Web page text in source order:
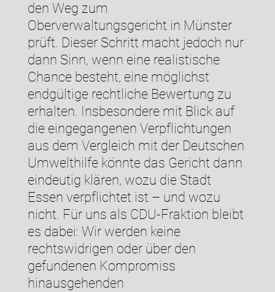
den Weg zum
Oberverwaltungsgericht in Münster
prüft. Dieser Schritt macht jedoch nur
dann Sinn, wenn eine realistische
Chance besteht, eine möglichst
endgültige rechtliche Bewertung zu
erhalten. Insbesondere mit Blick auf
die eingegangenen Verpflichtungen
aus dem Vergleich mit der Deutschen
Umwelthilfe könnte das Gericht dann
eindeutig klären, wozu die Stadt
Essen verpflichtet ist – und wozu
nicht. Für uns als CDU-Fraktion bleibt
es dabei: Wir werden keine
rechtswidrigen oder über den
gefundenen Kompromiss
hinausgehenden